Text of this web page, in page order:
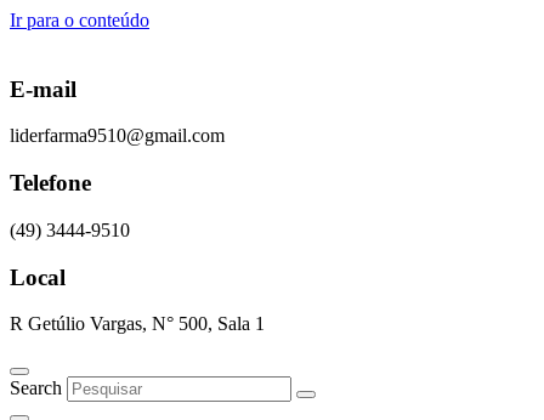
Ir para o conteúdo
E-mail
liderfarma9510@gmail.com
Telefone
(49) 3444-9510
Local
R Getúlio Vargas, N° 500, Sala 1
Search